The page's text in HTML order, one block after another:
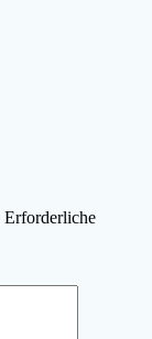
Erforderliche